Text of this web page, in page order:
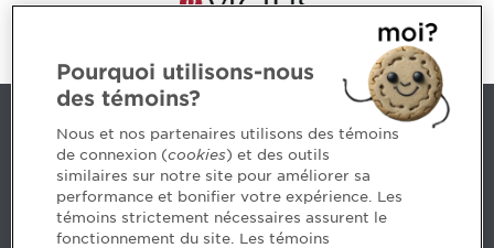
Contact us
5, Place Ville Marie, bureau 800, Montréal (Québec)
H3B 2G2
www.cpaquebec.ca
Pourquoi utilisons-nous
des témoins?
Nous et nos partenaires utilisons des témoins
de connexion (cookies) et des outils
similaires sur notre site pour améliorer sa
performance et bonifier votre expérience. Les
témoins strictement nécessaires assurent le
fonctionnement du site. Les témoins